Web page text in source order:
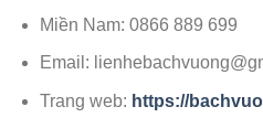
Miền Nam: 0866 889 699
Email:
Trang web: https://